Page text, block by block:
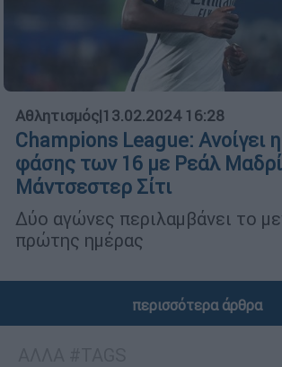
Αθλητισμός|13.02.2024 16:28
Champions League: Ανοίγει
φάσης των 16 με Ρεάλ
Μάντσεστερ Σίτι
Δύο αγώνες περιλαμβάνει το
πρώτης ημέρας
περισσότερα άρθρα